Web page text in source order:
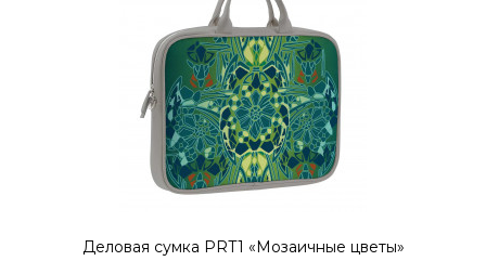
КУПИТЬ
Деловая сумка PRT1 «Мозаичные цветы»